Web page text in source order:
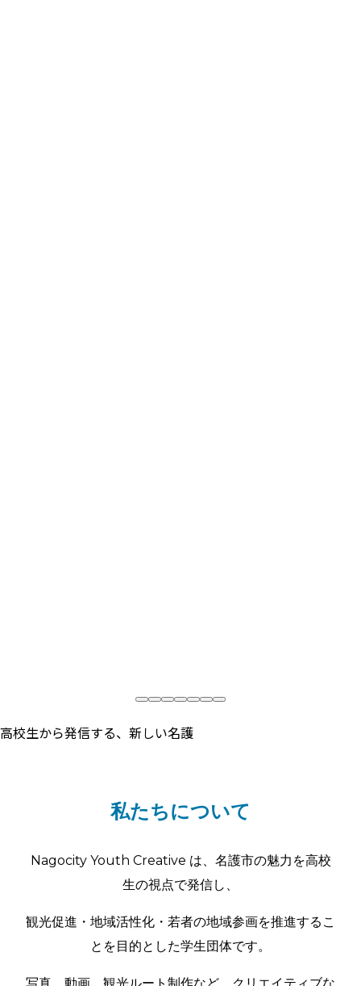
高校生から発信する、新しい名護
私たちについて
Nagocity Youth Creative は、名護市の魅力を高校
生の視点で発信し、
観光促進・地域活性化・若者の地域参画を推進するこ
とを目的とした学生団体です。